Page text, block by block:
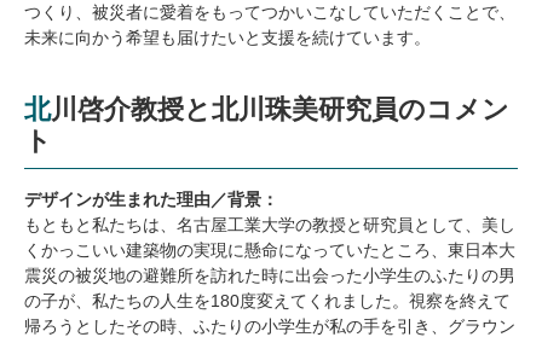
つくり、被災者に愛着をもってつかいこなしていただくことで、
未来に向かう希望も届けたいと支援を続けています。
北川啓介教授と北川珠美研究員のコメン
ト
デザインが生まれた理由／背景：
もともと私たちは、名古屋工業大学の教授と研究員として、美し
くかっこいい建築物の実現に懸命になっていたところ、東日本大
震災の被災地の避難所を訪れた時に出会った小学生のふたりの男
の子が、私たちの人生を180度変えてくれました。視察を終えて
帰ろうとしたその時、ふたりの小学生が私の手を引き、グラウン